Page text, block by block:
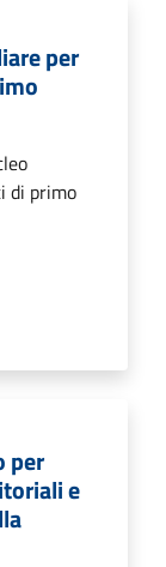
per
di primo
per
e